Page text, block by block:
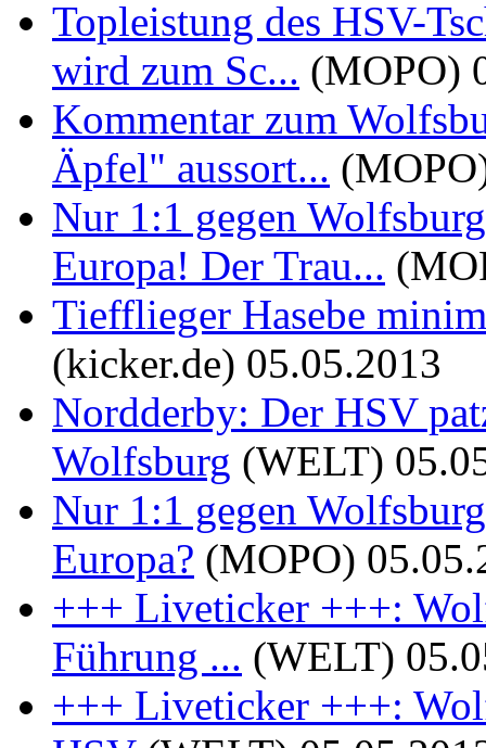
Topleistung des HSV-
wird zum Sc... (MOPO)
Kommentar zum
Äpfel" aussort...
Nur 1:1 gegen
Europa! Der Trau...
Tiefflieger Hasebe
(kicker.de) 05.05.2013
Nordderby: Der HSV
Wolfsburg (WELT)
Nur 1:1 gegen
Europa? (MOPO)
+++ Liveticker +++:
Führung ... (WELT)
+++ Liveticker +++: